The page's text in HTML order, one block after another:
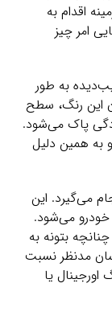
اقدام به
امر چیز
به طور
این رنگ، سطح
پاک می‌شود.
به همین دلیل
می‌‌گیرد. این
خودرو می‌شود.
بتونه به
مدنظر نسبت
یا